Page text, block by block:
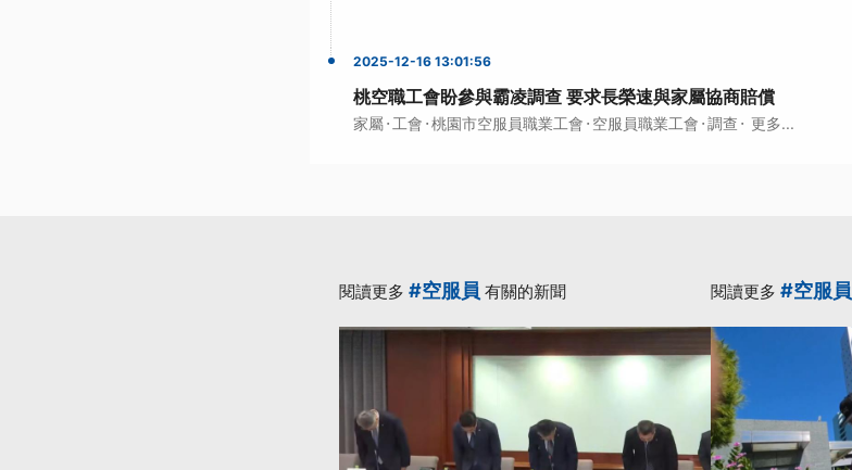
2025-12-16 13:01:56
桃空職工會盼參與霸凌調查 要求長榮速與家屬協商賠償
家屬· 工會 ·桃園市空服員職業工會 · 空服員職業工會 ·調查 · 更多...
閱讀更多 #空服員 有關的新聞 閱讀更多 #空服員